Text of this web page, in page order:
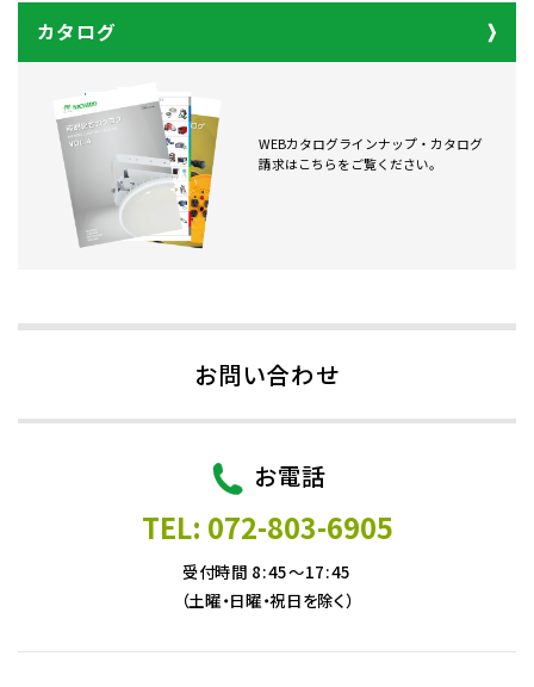
カタログ
WEBカタログラインナップ・カタログ
請求はこちらをご覧ください。
お問い合わせ
お電話
TEL: 072-803-6905
受付時間 8:45～17:45
（土曜・日曜・祝日を除く）